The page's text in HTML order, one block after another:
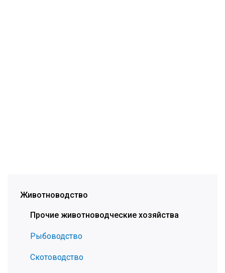
Животноводство
Прочие животноводческие хозяйства
Рыбоводство
Скотоводство